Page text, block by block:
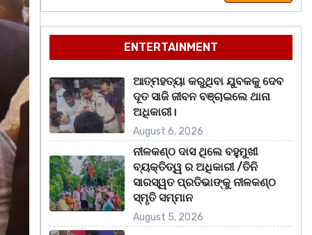
ENTERTAINMENT
ଆତ୍ମହତ୍ୟା କରୁଥିବା ଯୁବକକୁ ଦେବ
ଦୂତ ସାଜି ଜୀବନ ବଞ୍ଚାଇଲେ ଥାନା
ଅଧିକାରୀ।
August 6, 2026
ନୀଳକଣ୍ଠ ଦାସ ଥିଲେ ବହୁମୁଖୀ
ବ୍ୟକ୍ତିତ୍ୱ ର ଅଧିକାରୀ /ତିନି
ସାରସ୍ୱତ ପ୍ରତିଭାଙ୍କୁ ନୀଳକଣ୍ଠ
ସ୍ମୃତି ସମ୍ମାନ
August 5, 2026